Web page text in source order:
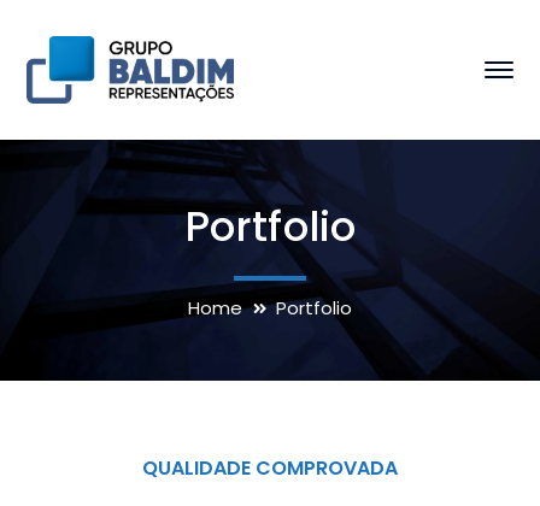
Portfolio
Home Portfolio
QUALIDADE COMPROVADA